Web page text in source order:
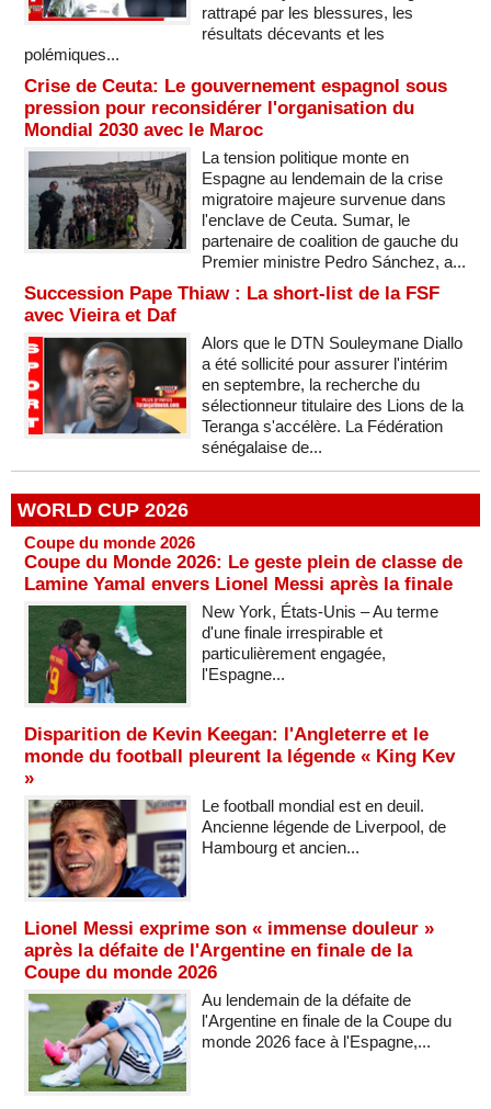
rattrapé par les blessures, les
résultats décevants et les
polémiques...
Crise de Ceuta: Le gouvernement espagnol sous
pression pour reconsidérer l'organisation du
Mondial 2030 avec le Maroc
La tension politique monte en
Espagne au lendemain de la crise
migratoire majeure survenue dans
l'enclave de Ceuta. Sumar, le
partenaire de coalition de gauche du
Premier ministre Pedro Sánchez, a...
Succession Pape Thiaw : La short-list de la FSF
avec Vieira et Daf
Alors que le DTN Souleymane Diallo
a été sollicité pour assurer l'intérim
en septembre, la recherche du
sélectionneur titulaire des Lions de la
Teranga s'accélère. La Fédération
sénégalaise de...
WORLD CUP 2026
Coupe du monde 2026
Coupe du Monde 2026: Le geste plein de classe de
Lamine Yamal envers Lionel Messi après la finale
New York, États-Unis – Au terme
d'une finale irrespirable et
particulièrement engagée,
l'Espagne...
Disparition de Kevin Keegan: l'Angleterre et le
monde du football pleurent la légende « King Kev
»
Le football mondial est en deuil.
Ancienne légende de Liverpool, de
Hambourg et ancien...
Lionel Messi exprime son « immense douleur »
après la défaite de l'Argentine en finale de la
Coupe du monde 2026
Au lendemain de la défaite de
l'Argentine en finale de la Coupe du
monde 2026 face à l'Espagne,...